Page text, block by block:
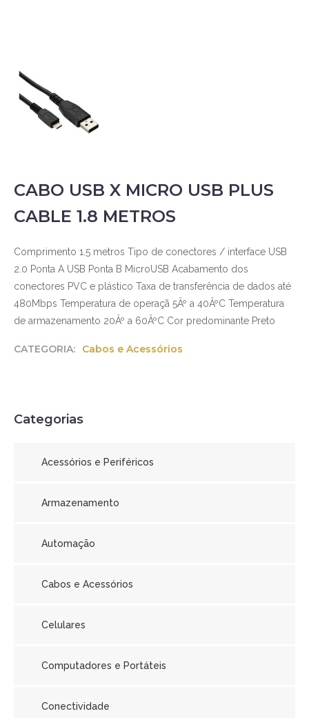
CABO USB X MICRO USB PLUS
CABLE 1.8 METROS
Comprimento 1.5 metros Tipo de conectores / interface USB
2.0 Ponta A USB Ponta B MicroUSB Acabamento dos
conectores PVC e plástico Taxa de transferência de dados até
480Mbps Temperatura de operaçã 5Âº a 40ÂºC Temperatura
de armazenamento 20Âº a 60ÂºC Cor predominante Preto
CATEGORIA: Cabos e Acessórios
Categorias
Acessórios e Periféricos
Armazenamento
Automação
Cabos e Acessórios
Celulares
Computadores e Portáteis
Conectividade